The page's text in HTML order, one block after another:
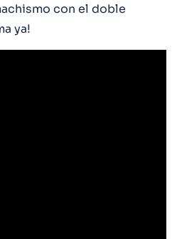
con el doble
ya!